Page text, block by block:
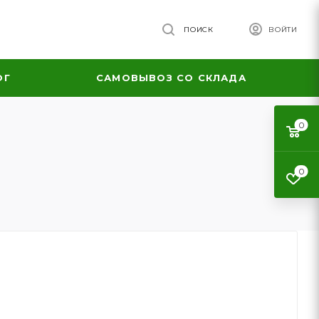
ВОЙТИ
ПОИСК
САМОВЫВОЗ СО СКЛАДА
0
0